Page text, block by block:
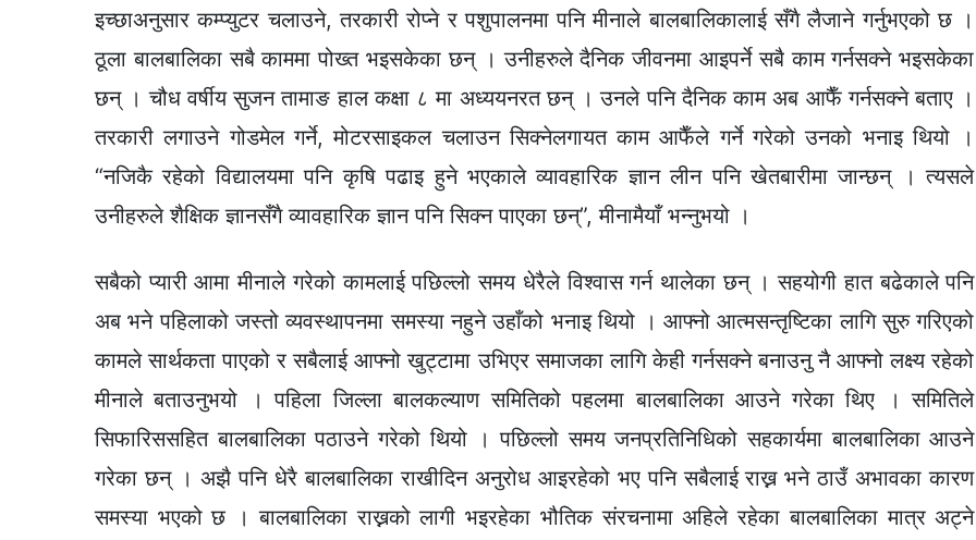
इच्छाअनुसार कम्प्युटर चलाउने, तरकारी रोप्ने र पशुपालनमा पनि मीनाले बालबालिकालाई सँगै लैजाने गर्नुभएको छ ।
ठूला बालबालिका सबै काममा पोख्त भइसकेका छन् । उनीहरुले दैनिक जीवनमा आइपर्ने सबै काम गर्नसक्ने भइसकेका
छन् । चौध वर्षीय सुजन तामाङ हाल कक्षा ८ मा अध्ययनरत छन् । उनले पनि दैनिक काम अब आफैँ गर्नसक्ने बताए ।
तरकारी लगाउने गोडमेल गर्ने, मोटरसाइकल चलाउन सिक्नेलगायत काम आफैँले गर्ने गरेको उनको भनाइ थियो ।
“नजिकै रहेको विद्यालयमा पनि कृषि पढाइ हुने भएकाले व्यावहारिक ज्ञान लीन पनि खेतबारीमा जान्छन् । त्यसले
उनीहरुले शैक्षिक ज्ञानसँगै व्यावहारिक ज्ञान पनि सिक्न पाएका छन्”, मीनामैयाँ भन्नुभयो ।
सबैको प्यारी आमा मीनाले गरेको कामलाई पछिल्लो समय धेरैले विश्वास गर्न थालेका छन् । सहयोगी हात बढेकाले पनि
अब भने पहिलाको जस्तो व्यवस्थापनमा समस्या नहुने उहाँको भनाइ थियो । आफ्नो आत्मसन्तृष्टिका लागि सुरु गरिएको
कामले सार्थकता पाएको र सबैलाई आफ्नो खुट्टामा उभिएर समाजका लागि केही गर्नसक्ने बनाउनु नै आफ्नो लक्ष्य रहेको
मीनाले बताउनुभयो । पहिला जिल्ला बालकल्याण समितिको पहलमा बालबालिका आउने गरेका थिए । समितिले
सिफारिससहित बालबालिका पठाउने गरेको थियो । पछिल्लो समय जनप्रतिनिधिको सहकार्यमा बालबालिका आउने
गरेका छन् । अझै पनि धेरै बालबालिका राखीदिन अनुरोध आइरहेको भए पनि सबैलाई राख्न भने ठाउँ अभावका कारण
समस्या भएको छ । बालबालिका राख्नको लागी भइरहेका भौतिक संरचनामा अहिले रहेका बालबालिका मात्र अट्ने